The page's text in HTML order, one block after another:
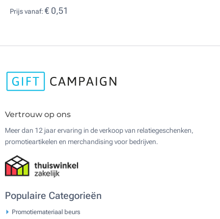
Prijs vanaf: € 0,51
Vertrouw op ons
Meer dan 12 jaar ervaring in de verkoop van relatiegeschenken,
promotieartikelen en merchandising voor bedrijven.
Populaire Categorieën
Promotiemateriaal beurs